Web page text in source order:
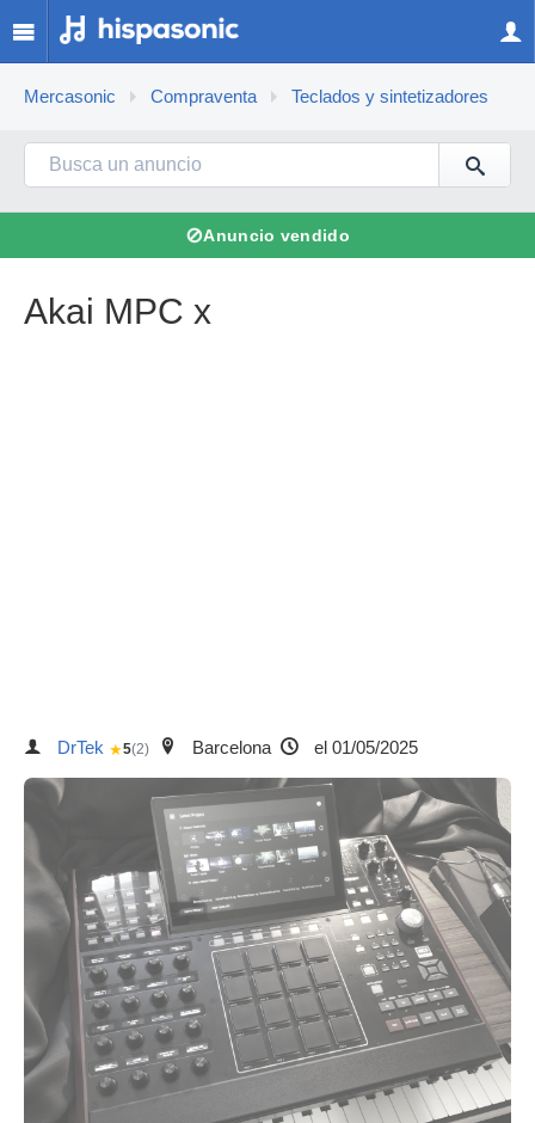
Mercasonic Compraventa Teclados y sintetizadores
⊘Anuncio vendido
Akai MPC x
DrTek ★5(2) Barcelona el 01/05/2025